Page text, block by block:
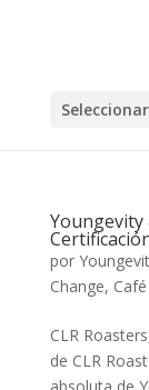
Youngevity
por
Change,
CLR
de CLR